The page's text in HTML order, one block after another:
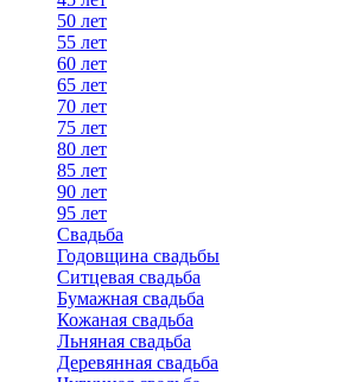
50 лет
55 лет
60 лет
65 лет
70 лет
75 лет
80 лет
85 лет
90 лет
95 лет
Свадьба
Годовщина свадьбы
Ситцевая свадьба
Бумажная свадьба
Кожаная свадьба
Льняная свадьба
Деревянная свадьба